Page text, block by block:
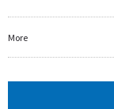
More